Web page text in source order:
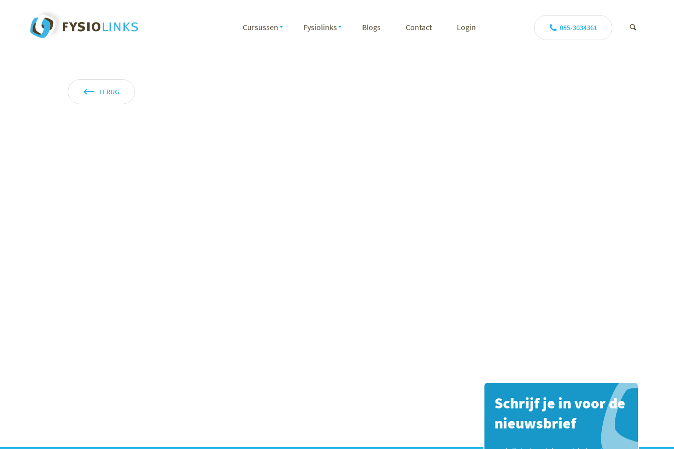
Cursussen Fysiolinks Blogs Contact Login 085-3034361
TERUG
Schrijf je in voor de
nieuwsbrief